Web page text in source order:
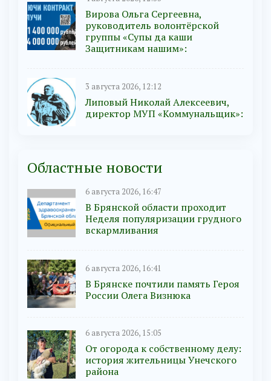
Вирова Ольга Сергеевна,
руководитель волонтёрской
группы «Супы да каши
Защитникам нашим»:
3 августа 2026, 12:12
Липовый Николай Алексеевич,
директор МУП «Коммунальщик»:
Областные новости
6 августа 2026, 16:47
В Брянской области проходит
Неделя популяризации грудного
вскармливания
6 августа 2026, 16:41
В Брянске почтили память Героя
России Олега Визнюка
6 августа 2026, 15:05
От огорода к собственному делу:
история жительницы Унечского
района